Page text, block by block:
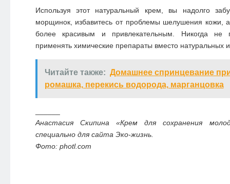
Используя этот натуральный крем, вы надолго
морщинок, избавитесь от проблемы шелушения кожи,
более красивым и привлекательным. Никогда не
применять химические препараты вместо натуральных
Читайте также: Домашнее спринцевание
ромашка, перекись водорода, марганцовка
Анастасия Скипина «Крем для сохранения
специально для сайта Эко-жизнь.
Фото: photl.com